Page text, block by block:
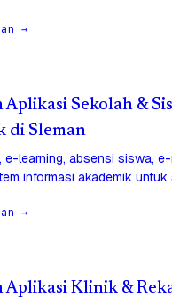
→
Aplikasi Sekolah &
di Sleman
e-learning, absensi siswa, e-
informasi akademik untuk
→
Aplikasi Klinik &